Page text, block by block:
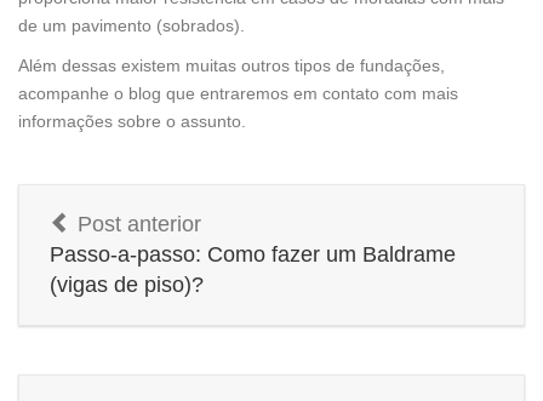
de um pavimento (sobrados).
Além dessas existem muitas outros tipos de fundações,
acompanhe o blog que entraremos em contato com mais
informações sobre o assunto.
Post anterior
Passo-a-passo: Como fazer um Baldrame
(vigas de piso)?